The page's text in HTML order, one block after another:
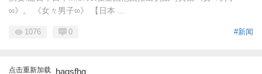
∞》。 《女々男子∞》 【日本 ...
#新闻
1076 0
点击重新加载 hagsfhg